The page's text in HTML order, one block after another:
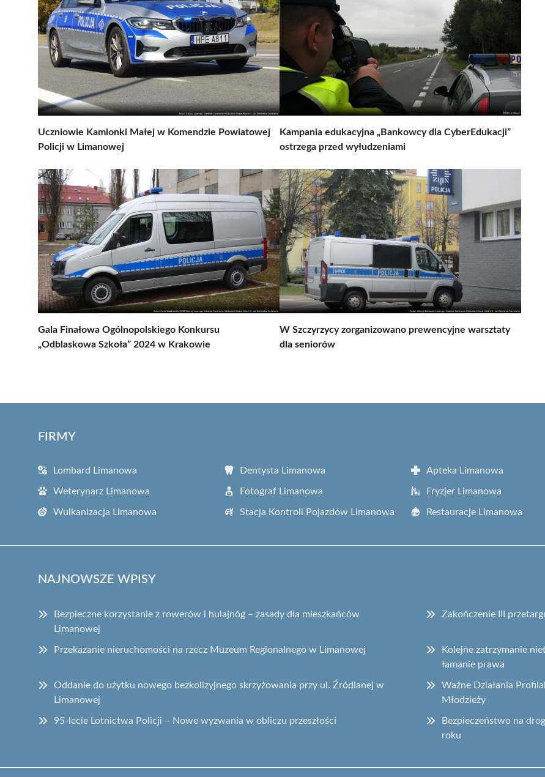
Uczniowie Kamionki Małej w Komendzie Powiatowej
Policji w Limanowej
Kampania edukacyjna „Bankowcy dla CyberEdukacji”
ostrzega przed wyłudzeniami
Gala Finałowa Ogólnopolskiego Konkursu
„Odblaskowa Szkoła” 2024 w Krakowie
W Szczyrzycy zorganizowano prewencyjne warsztaty
dla seniorów
FIRMY
Lombard Limanowa Dentysta Limanowa Apteka Limanowa
Weterynarz Limanowa Fotograf Limanowa Fryzjer Limanowa
Wulkanizacja Limanowa Stacja Kontroli Pojazdów Limanowa Restauracje Limanowa
NAJNOWSZE WPISY
Bezpieczne korzystanie z rowerów i hulajnóg – zasady dla mieszkańców
Limanowej
Zakończenie III
Przekazanie nieruchomości na rzecz Muzeum Regionalnego w Limanowej
Kolejne zatrzymanie
łamanie prawa
Oddanie do użytku nowego bezkolizyjnego skrzyżowania przy ul. Źródlanej w
Limanowej
Ważne Działania
Młodzieży
95-lecie Lotnictwa Policji – Nowe wyzwania w obliczu przeszłości
Bezpieczeństwo na
roku